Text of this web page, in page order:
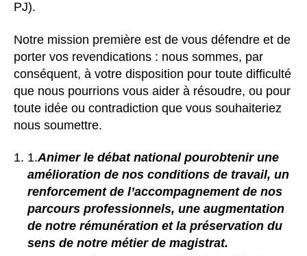
PJ).
Notre mission première est de vous défendre et de
porter vos revendications : nous sommes, par
conséquent, à votre disposition pour toute difficulté
que nous pourrions vous aider à résoudre, ou pour
toute idée ou contradiction que vous souhaiteriez
nous soumettre.
1.Animer le débat national pourobtenir une
amélioration de nos conditions de travail, un
renforcement de l’accompagnement de nos
parcours professionnels, une augmentation
de notre rémunération et la préservation du
sens de notre métier de magistrat.